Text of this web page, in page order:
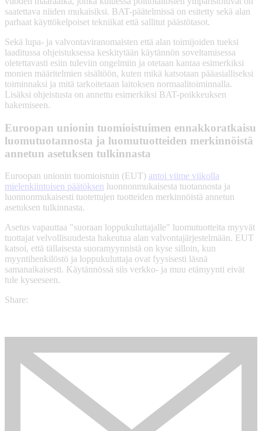
saatettava niiden mukaisiksi. BAT-päätelmissä on esitetty sekä alan
parhaat käyttökelpoiset tekniikat että sallitut päästötasot.
Sekä lupa- ja valvontaviranomaisten että alan toimijoiden tueksi
laaditussa ohjeistuksessa keskitytään käytännön soveltamisessa
oletettavasti esiin tuleviin ongelmiin ja otetaan kantaa esimerkiksi
monien määritelmien sisältöön, kuten mikä katsotaan pääasialliseksi
toiminnaksi ja mitä tarkoitetaan laitoksen normaalitoiminnalla.
Lisäksi ohjeistusta on annettu esimerkiksi BAT-poikkeuksen
hakemiseen.
Euroopan unionin tuomioistuimen ennakkoratkaisu
luomutuotannosta ja luomutuotteiden merkinnöistä
annetun asetuksen tulkinnasta
Euroopan unionin tuomioistuin (EUT) antoi viime viikolla
mielenkiintoisen päätöksen luonnonmukaisesta tuotannosta ja
luonnonmukaisesti tuotettujen tuotteiden merkinnöistä annetun
asetuksen tulkinnasta.
Asetus vapauttaa "suoraan loppukuluttajalle" luomutuotteita myyvät
tuottajat velvollisuudesta hakeutua alan valvontajärjestelmään. EUT
katsoi, että tällaisesta suoramyynnistä on kyse silloin, kun
myyntihenkilöstö ja loppukuluttaja ovat fyysisesti läsnä
samanaikaisesti. Käytännössä siis verkko- ja muu etämyynti eivät
tule kyseeseen.
Share: